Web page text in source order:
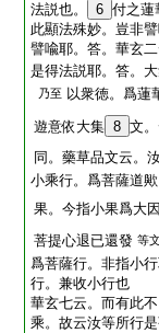
法説也。
6 付之蓮
此顯法殊妙。豈非
譬喩耶。答。華玄
是得法説耶。答。
乃至 以衆徳。爲蓮
遊意依大集 8 文
同。藥草品文云。
小乘行。爲菩薩道
果。今指小果爲大
菩提心退已還發 等
爲菩薩行。非指小
行。兼收小行也
華玄七云。而有此
乘。故云汝等所行